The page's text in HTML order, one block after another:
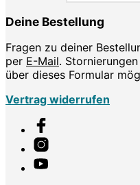
Deine Bestellung
Fragen zu deiner
per E-Mail.
über dieses Formular
Vertrag widerrufen